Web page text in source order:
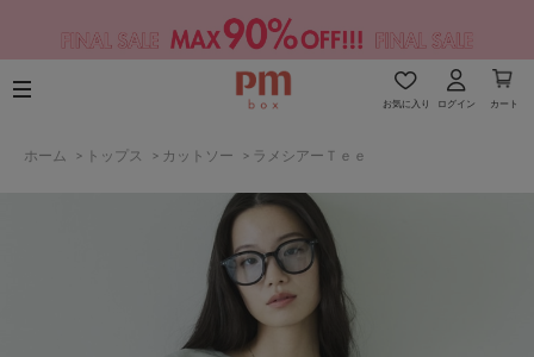
お気に入り ログイン カート
ホーム > トップス > カットソー > ラメシアーＴｅｅ